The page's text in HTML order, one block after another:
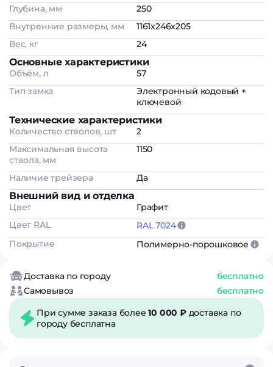
Глубина, мм
250
Внутренние размеры, мм
1161x246x205
Вес, кг
24
Основные характеристики
Объём, л
57
Тип замка
Электронный кодовый +
ключевой
Технические характеристики
Количество стволов, шт
2
Максимальная высота
ствола, мм
1150
Наличие трейзера Да
Внешний вид и отделка
Цвет
Графит
Цвет RAL
RAL 7024
Покрытие
Полимерно-порошковое
Доставка по городу
бесплатно
Самовывоз
бесплатно
При сумме заказа более10 000 ₽доставка по
городу бесплатна